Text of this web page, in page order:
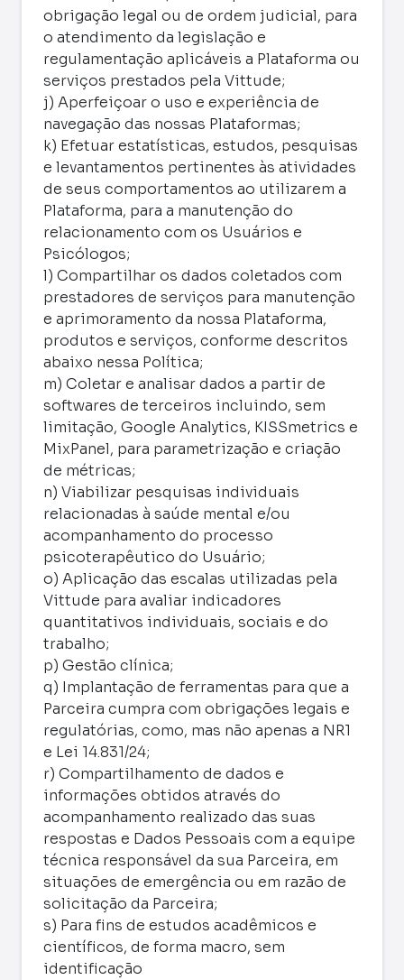
obrigação legal ou de ordem judicial, para
o atendimento da legislação e
regulamentação aplicáveis a Plataforma ou
serviços prestados pela Vittude;
j) Aperfeiçoar o uso e experiência de
navegação das nossas Plataformas;
k) Efetuar estatísticas, estudos, pesquisas
e levantamentos pertinentes às atividades
de seus comportamentos ao utilizarem a
Plataforma, para a manutenção do
relacionamento com os Usuários e
Psicólogos;
l) Compartilhar os dados coletados com
prestadores de serviços para manutenção
e aprimoramento da nossa Plataforma,
produtos e serviços, conforme descritos
abaixo nessa Política;
m) Coletar e analisar dados a partir de
softwares de terceiros incluindo, sem
limitação, Google Analytics, KISSmetrics e
MixPanel, para parametrização e criação
de métricas;
n) Viabilizar pesquisas individuais
relacionadas à saúde mental e/ou
acompanhamento do processo
psicoterapêutico do Usuário;
o) Aplicação das escalas utilizadas pela
Vittude para avaliar indicadores
quantitativos individuais, sociais e do
trabalho;
p) Gestão clínica;
q) Implantação de ferramentas para que a
Parceira cumpra com obrigações legais e
regulatórias, como, mas não apenas a NR1
e Lei 14.831/24;
r) Compartilhamento de dados e
informações obtidos através do
acompanhamento realizado das suas
respostas e Dados Pessoais com a equipe
técnica responsável da sua Parceira, em
situações de emergência ou em razão de
solicitação da Parceira;
s) Para fins de estudos acadêmicos e
científicos, de forma macro, sem
identificação